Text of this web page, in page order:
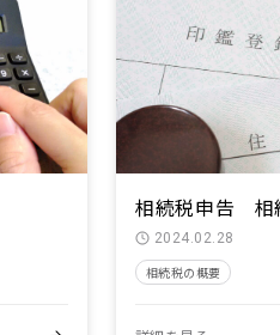
相続税申告 相
2024.02.28
相続税の概要